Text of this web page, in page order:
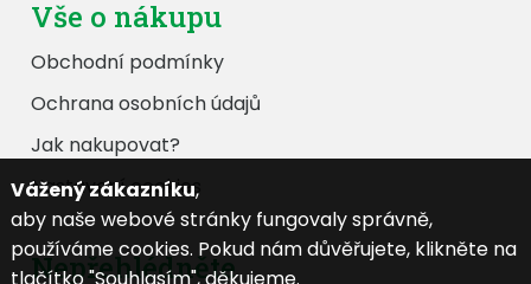
Vše o nákupu
Obchodní podmínky
Ochrana osobních údajů
Jak nakupovat?
Nastavení cookies
Nepřehlédněte
Vážený zákazníku,
aby naše webové stránky fungovaly správně,
používáme cookies. Pokud nám důvěřujete, klikněte na